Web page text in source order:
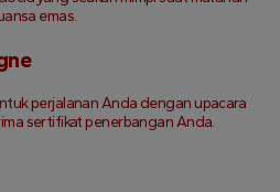
emas.
perjalanan Anda dengan upacara
sertifikat penerbangan Anda.